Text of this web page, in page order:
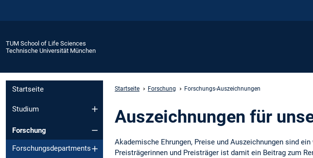
TUM School of Life Sciences
Technische Universität München
Startseite
Studium
Forschung
Forschungsdepartments
Startseite Forschung Forschungs-Auszeichnungen
Auszeichnungen für
Akademische Ehrungen, Preise und Auszeichnungen sind
Preisträgerinnen und Preisträger ist damit ein Beitrag zum